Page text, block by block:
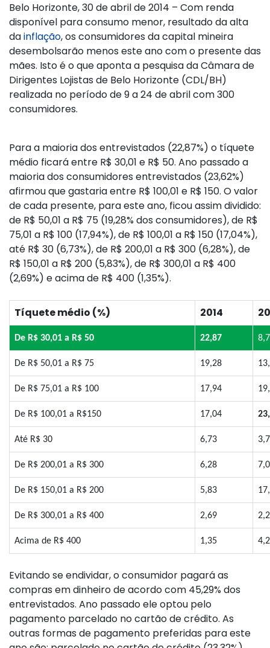
Belo Horizonte, 30 de abril de 2014 – Com renda
disponível para consumo menor, resultado da alta
dainflação, os consumidores da capital mineira
desembolsarão menos este ano com o presente das
mães. Isto é o que aponta a pesquisa da Câmara de
Dirigentes Lojistas de Belo Horizonte (CDL/BH)
realizada no período de 9 a 24 de abril com 300
consumidores.
Para a maioria dos entrevistados (22,87%) o tíquete
médio ficará entre R$ 30,01 e R$ 50. Ano passado a
maioria dos consumidores entrevistados (23,62%)
afirmou que gastaria entre R$ 100,01 e R$ 150. O valor
de cada presente, para este ano, ficou assim dividido:
de R$ 50,01 a R$ 75 (19,28% dos consumidores), de R$
75,01 a R$ 100 (17,94%), de R$ 100,01 a R$ 150 (17,04%),
até R$ 30 (6,73%), de R$ 200,01 a R$ 300 (6,28%), de
R$ 150,01 a R$ 200 (5,83%), de R$ 300,01 a R$ 400
(2,69%) e acima de R$ 400 (1,35%).
Tíquete médio (%) 2014
De R$ 30,01 a R$ 50 22,87
De R$ 50,01 a R$ 75 19,28
De R$ 75,01 a R$ 100 17,94
De R$ 100,01 a R$150 17,04
Até R$ 30 6,73
De R$ 200,01 a R$ 300 6,28
De R$ 150,01 a R$ 200 5,83
De R$ 300,01 a R$ 400 2,69
Acima de R$ 400 1,35
Evitando se endividar, o consumidor pagará as
compras em dinheiro de acordo com 45,29% dos
entrevistados. Ano passado ele optou pelo
pagamento parcelado no cartão de crédito. As
outras formas de pagamento preferidas para este